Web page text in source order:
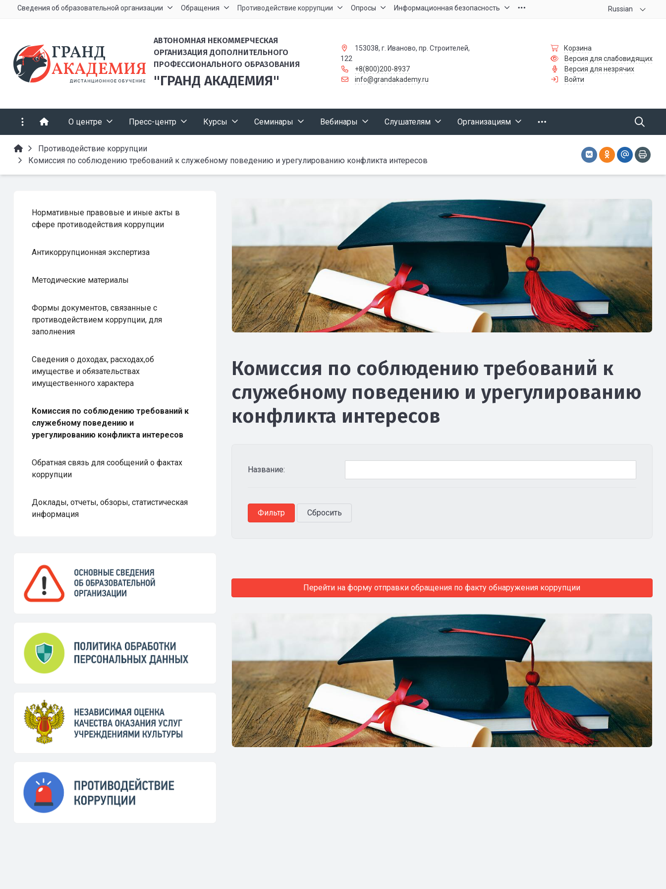
Сведения об образовательной организации Обращения Противодействие коррупции Опросы Информационная безопасность Russian
АВТОНОМНАЯ НЕКОММЕРЧЕСКАЯ
ОРГАНИЗАЦИЯ ДОПОЛНИТЕЛЬНОГО
ПРОФЕССИОНАЛЬНОГО ОБРАЗОВАНИЯ
"ГРАНД АКАДЕМИЯ"
153038, г. Иваново, пр. Строителей,
122
+8(800)200-8937
info@grandakademy.ru
Корзина
Версия для слабовидящих
Версия для незрячих
Войти
О центре Пресс-центр Курсы Семинары Вебинары Слушателям Организациям
Противодействие коррупции
Комиссия по соблюдению требований к служебному поведению и урегулированию конфликта интересов
Нормативные правовые и иные акты в
сфере противодействия коррупции
Антикоррупционная экспертиза
Методические материалы
Формы документов, связанные с
противодействием коррупции, для
заполнения
Сведения о доходах, расходах,об
имуществе и обязательствах
имущественного характера
Комиссия по соблюдению требований к
служебному поведению и
урегулированию конфликта интересов
Обратная связь для сообщений о фактах
коррупции
Доклады, отчеты, обзоры, статистическая
информация
Комиссия по соблюдению требований к
служебному поведению и урегулированию
конфликта интересов
Название:
Перейти на форму отправки обращения по факту обнаружения коррупции